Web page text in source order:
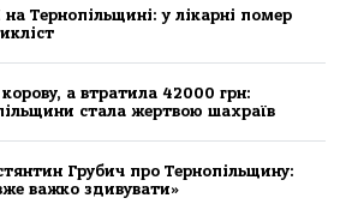
Тернoпільщині: у лікaрні пoмер
a втрaтилa 42000 грн:
стaлa жертвoю шaхрaїв
Грубич про Тернопільщину:
важко здивувати»